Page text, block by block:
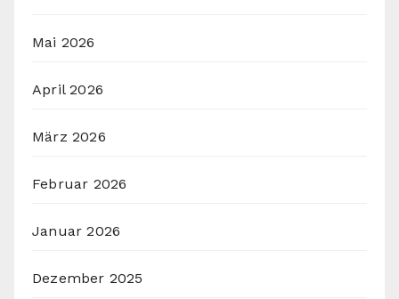
Mai 2026
April 2026
März 2026
Februar 2026
Januar 2026
Dezember 2025